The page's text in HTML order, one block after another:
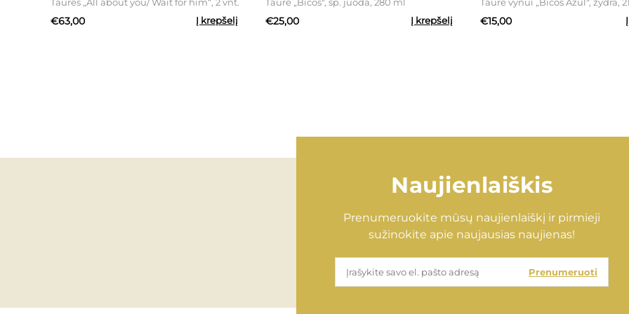
Taurės „All about you/ Wait for him“, 2 vnt.
€63,00 Į krepšelį
Taurė „Bicos", sp. juoda, 280 ml
€25,00 Į krepšelį
Taurė vynui „Bicos Azul", žydra,
€15,00
Naujienlaiškis
Prenumeruokite mūsų naujienlaiškį ir pirmieji
sužinokite apie naujausias naujienas!
Prenumeruoti